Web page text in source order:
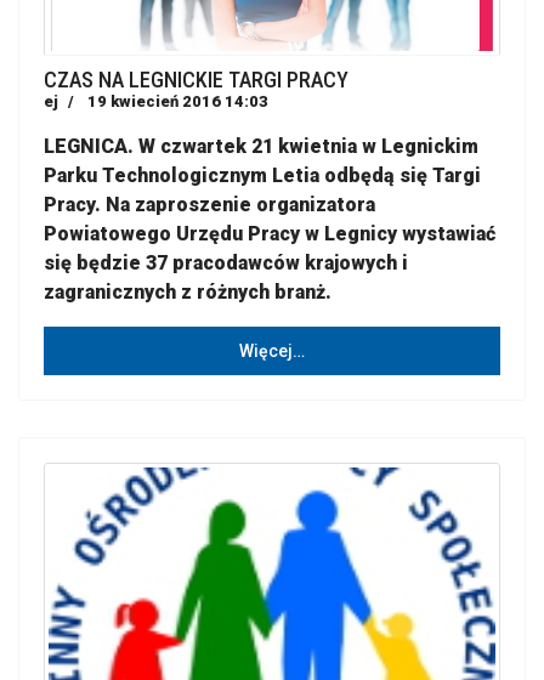
CZAS NA LEGNICKIE TARGI PRACY
ej 19 kwiecień 2016 14:03
LEGNICA. W czwartek 21 kwietnia w Legnickim
Parku Technologicznym Letia odbędą się Targi
Pracy. Na zaproszenie organizatora
Powiatowego Urzędu Pracy w Legnicy wystawiać
się będzie 37 pracodawców krajowych i
zagranicznych z różnych branż.
Więcej…